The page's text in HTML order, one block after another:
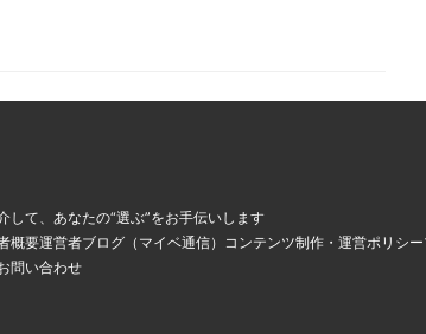
て、あなたの“選ぶ”をお手伝いします
概要運営者ブログ（マイベ通信） コンテンツ制作・運営ポリシー
問い合わせ